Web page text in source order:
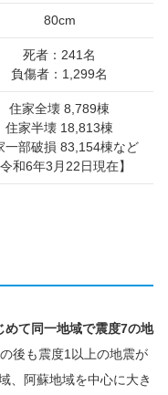
80cm
死者：241名
負傷者：1,299名
住家全壊 8,789棟
住家半壊 18,813棟
一部破損 83,154棟など
令和6年3月22日現在】
て同一地域で震度7の地
後も震度1以上の地震が
、阿蘇地域を中心に大き